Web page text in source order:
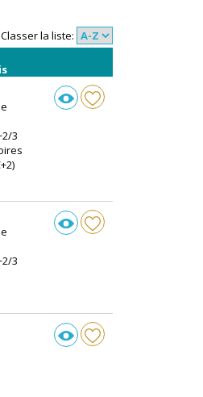
Classer la liste:
3
3